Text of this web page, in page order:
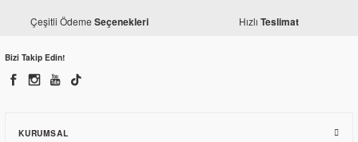
Honda PCX 150 Kontak Komple
3.186,52 TL
Çeşitli Ödeme Seçenekleri Hızlı Teslimat
Bizi Takip Edin!
KURUMSAL